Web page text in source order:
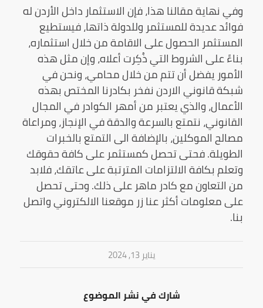
وفي نهاية مقالنا هذا، فإن الاستثمار داخل الأردن له
فوائد عديدة للمستثمر وللدولة ذاتها، فيستطيع
المستثمر الحصول على الاقامة من خلال استثماره،
بناءً على الشروط التي ذُكِرت أعلاه، وإن مثل هذه
الأمور يفضل أن تتم من خلال محامي، ونحن في
شبكة قانوني الاردن نفخر بكادرنا المختص بهذه
الأعمال، والذي يعتبر من أمهر الكوادر في المجال
القانوني، نتمتع بالسرعة والدقة في الإنجاز، ومراعاة
مصالح الموكلين، بالإضافة الى التمتع بالخبرات
الطويلة. فحتى تحصل كمستثمر على كافة حقوقك
وتعلم بكافة الالتزامات المترتبة على عاتقك، فلابد
من التعاون مع كادر ماهر على ذلك. وحتى تحصل
على معلومات أكثر عنا زر موقعنا الالكتروني واتصل
بنا.
يناير 13, 2024
شارك في نشر الموضوع